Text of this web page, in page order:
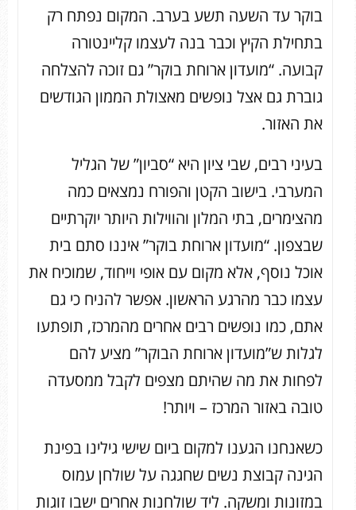
בוקר עד השעה תשע בערב. המקום נפתח רק
בתחילת הקיץ וכבר בנה לעצמו קליינטורה
קבועה. “מועדון ארוחת בוקר” גם זוכה להצלחה
גוברת גם אצל נופשים מאצולת הממון הגודשים
את האזור.
בעיני רבים, שבי ציון היא “סביון” של הגליל
המערבי. בישוב הקטן והפורח נמצאים כמה
מהצימרים, בתי המלון והווילות היותר יוקרתיים
שבצפון. “מועדון ארוחת בוקר” איננו סתם בית
אוכל נוסף, אלא מקום עם אופי וייחוד, שמוכיח את
עצמו כבר מהרגע הראשון. אפשר להניח כי גם
אתם, כמו נופשים רבים אחרים מהמרכז, תופתעו
לגלות ש”מועדון ארוחת הבוקר” מציע להם
לפחות את מה שהיתם מצפים לקבל ממסעדה
טובה באזור המרכז – ויותר!
כשאנחנו הגענו למקום ביום שישי גילינו בפינת
הגינה קבוצת נשים שחגגה על שולחן עמוס
במזונות ומשקה. ליד שולחנות אחרים ישבו זוגות